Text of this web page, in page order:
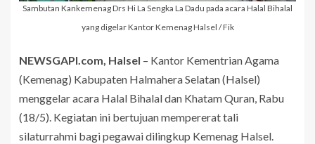
Sambutan Kankemenag Drs Hi La Sengka La Dadu pada acara Halal Bihalal
yang digelar Kantor Kemenag Halsel / Fik
NEWSGAPI.com, Halsel – Kantor Kementrian Agama
(Kemenag) Kabupaten Halmahera Selatan (Halsel)
menggelar acara Halal Bihalal dan Khatam Quran, Rabu
(18/5). Kegiatan ini bertujuan mempererat tali
silaturrahmi bagi pegawai dilingkup Kemenag Halsel.